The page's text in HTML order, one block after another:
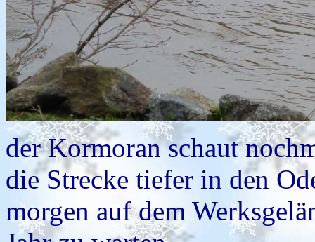
der Kormoran schaut
die Strecke tiefer in den
morgen auf dem